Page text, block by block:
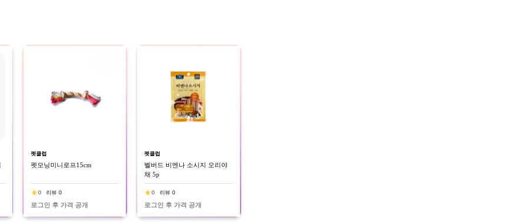
펫클럽
펫모닝미니로프15cm
0 리뷰 0
로그인 후 가격 공개
펫클럽
벨버드 비엔나 소시지 오리야
채 5p
0 리뷰 0
로그인 후 가격 공개